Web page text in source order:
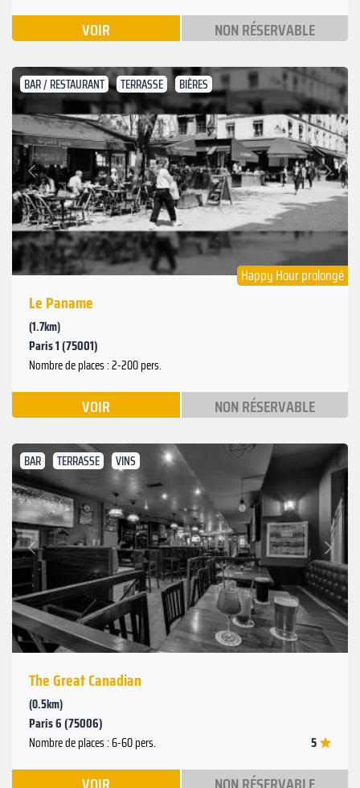
VOIR NON RÉSERVABLE
BAR / RESTAURANT TERRASSE BIÈRES
Précédent
Suivant
Happy Hour prolongé
Le Paname
(1.7km)
Paris 1 (75001)
Nombre de places : 2-200 pers.
VOIR NON RÉSERVABLE
BAR TERRASSE VINS
Précédent
Suivant
The Great Canadian
(0.5km)
Paris 6 (75006)
Nombre de places : 6-60 pers. 5